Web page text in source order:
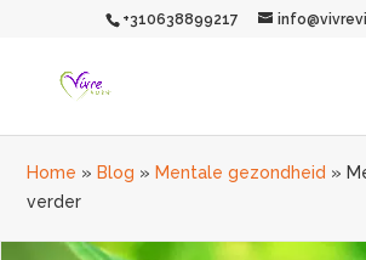
+310638899217
Home » Blog » Mentale gezondheid »
verder